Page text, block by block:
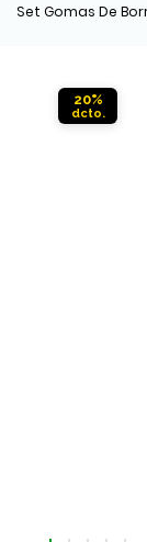
Set Gomas De
20%